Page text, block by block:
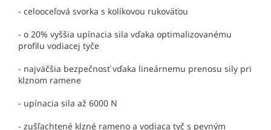
- celooceľová svorka s kolíkovou rukoväťou
- o 20% vyššia upínacia sila vďaka optimalizovanému
profilu vodiacej tyče
- najväčšia bezpečnosť vďaka lineárnemu prenosu sily pri
klznom ramene
- upínacia sila až 6000 N
- zušľachtené klzné rameno a vodiaca tyč s pevným